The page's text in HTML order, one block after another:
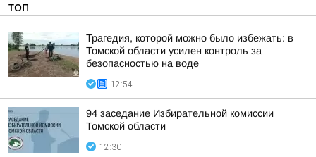
ТОП
Трагедия, которой можно было избежать: в
Томской области усилен контроль за
безопасностью на воде
12:54
94 заседание Избирательной комиссии
Томской области
12:30